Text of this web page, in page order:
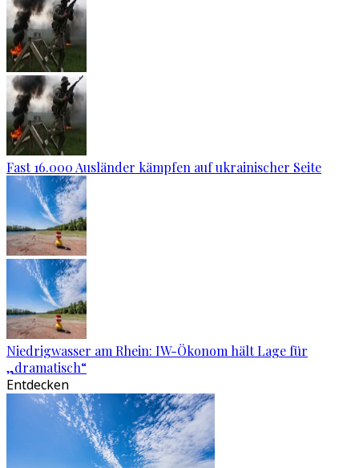
Fast 16.000 Ausländer kämpfen auf ukrainischer Seite
Niedrigwasser am Rhein: IW-Ökonom hält Lage für
„dramatisch“
Entdecken